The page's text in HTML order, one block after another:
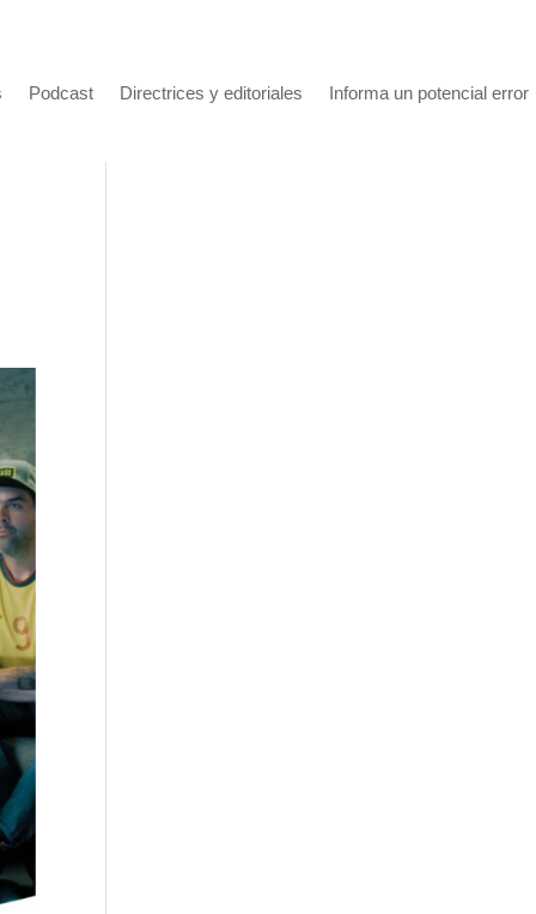
Podcast Directrices y editoriales Informa un potencial error